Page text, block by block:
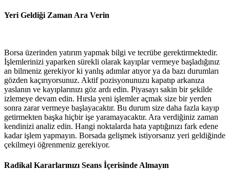
Yeri Geldiği Zaman Ara Verin
Borsa üzerinden yatırım yapmak bilgi ve tecrübe gerektirmektedir.
İşlemlerinizi yaparken sürekli olarak kayıplar vermeye başladığınız
an bilmeniz gerekiyor ki yanlış adımlar atıyor ya da bazı durumları
gözden kaçırıyorsunuz. Aktif pozisyonunuzu kapatıp arkanıza
yaslanın ve kayıplarınızı göz ardı edin. Piyasayı sakin bir şekilde
izlemeye devam edin. Hırsla yeni işlemler açmak size bir yerden
sonra zarar vermeye başlayacaktır. Bu durum size daha fazla kayıp
getirmekten başka hiçbir işe yaramayacaktır. Ara verdiğiniz zaman
kendinizi analiz edin. Hangi noktalarda hata yaptığınızı fark edene
kadar işlem yapmayın. Borsada gelişmek istiyorsanız yeri geldiğinde
çekilmeyi öğrenmeniz gerekiyor.
Radikal Kararlarınızı Seans İçerisinde Almayın